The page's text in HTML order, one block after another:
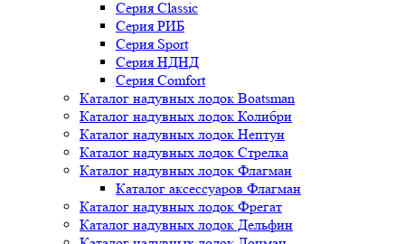
Серия Classic
Серия РИБ
Серия Sport
Серия НДНД
Серия Comfort
Каталог надувных лодок Boatsman
Каталог надувных лодок Колибри
Каталог надувных лодок Нептун
Каталог надувных лодок Стрелка
Каталог надувных лодок Флагман
Каталог аксессуаров Флагман
Каталог надувных лодок Фрегат
Каталог надувных лодок Дельфин